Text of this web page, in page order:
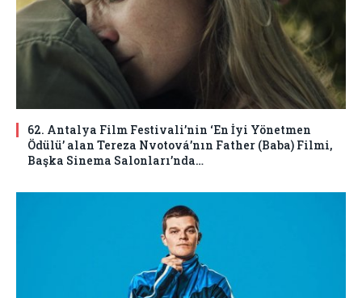
62. Antalya Film Festivali’nin ‘En İyi Yönetmen
Ödülü’ alan Tereza Nvotová’nın Father (Baba) Filmi,
Başka Sinema Salonları’nda…